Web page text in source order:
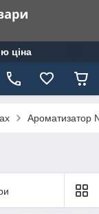
ціна
Ароматизатор